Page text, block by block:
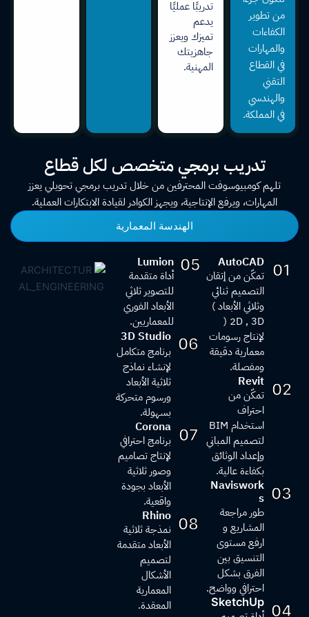
من تطوير
الكفاءات
والمهارات
في القطاع
التقني
والهندسي
في المملكة.
تدريبًا عمليًا
يدعم
تميزك ويعزز
جاهزيتك
المهنية.
تدريب برمجي متخصص لكل قطاع
تلهم كومبيوسوفت المحترفين من خلال تدريب برمجي تحويلي يعزز
المهارات، ويرفع الإنتاجية، ويجهز الكوادر لقيادة الابتكارات العملية.
الهندسة المعمارية
AutoCAD
تمكّن من إتقان
التصميم ثنائي
وثلاثي الأبعاد )
2D , 3D (
لإنتاج رسومات
معمارية دقيقة
ومفصلة.
01
Revit
تمكّن من
احتراف
استخدام BIM
لتصميم المباني
وإعداد الوثائق
بكفاءة عالية.
02
Naviswork
s
طور مراجعة
المشاريع و
ارفع مستوى
التنسيق بين
الفرق بشكل
احترافي وواضح.
03
SketchUp 04
05
Lumion
أداة متقدمة
للتصوير ثلاثي
الأبعاد الفوري
للمعماريين.
06
3D Studio
برنامج متكامل
لإنشاء نماذج
ثلاثية الأبعاد
ورسوم متحركة
بسهولة.
07
Corona
برنامج احترافي
لإنتاج تصاميم
وصور ثلاثية
الأبعاد بجودة
واقعية.
08
Rhino
نمذجة ثلاثية
الأبعاد متقدمة
لتصميم
الأشكال
المعمارية
المعقدة.